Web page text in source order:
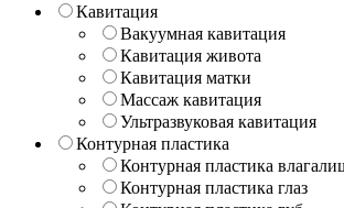
Кавитация
Вакуумная кавитация
Кавитация живота
Кавитация матки
Массаж кавитация
Ультразвуковая кавитация
Контурная пластика
Контурная пластика
Контурная пластика глаз